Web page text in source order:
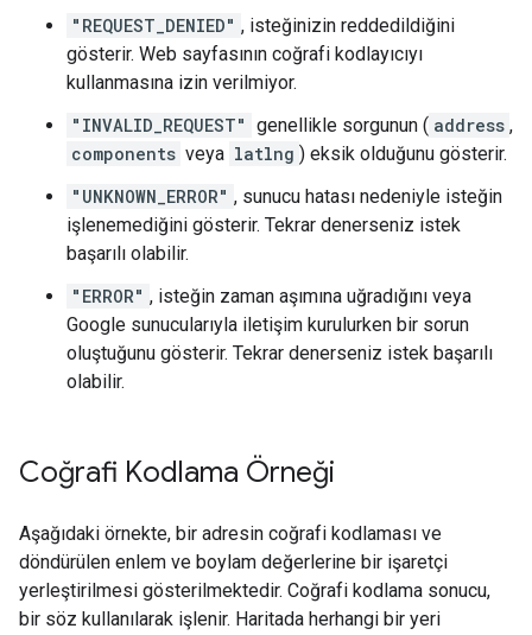
"REQUEST_DENIED" , isteğinizin reddedildiğini
gösterir. Web sayfasının coğrafi kodlayıcıyı
kullanmasına izin verilmiyor.
"INVALID_REQUEST" genellikle sorgunun ( address ,
components veya latlng ) eksik olduğunu gösterir.
"UNKNOWN_ERROR" , sunucu hatası nedeniyle isteğin
işlenemediğini gösterir. Tekrar denerseniz istek
başarılı olabilir.
"ERROR" , isteğin zaman aşımına uğradığını veya
Google sunucularıyla iletişim kurulurken bir sorun
oluştuğunu gösterir. Tekrar denerseniz istek başarılı
olabilir.
Coğrafi Kodlama Örneği
Aşağıdaki örnekte, bir adresin coğrafi kodlaması ve
döndürülen enlem ve boylam değerlerine bir işaretçi
yerleştirilmesi gösterilmektedir. Coğrafi kodlama sonucu,
bir söz kullanılarak işlenir. Haritada herhangi bir yeri